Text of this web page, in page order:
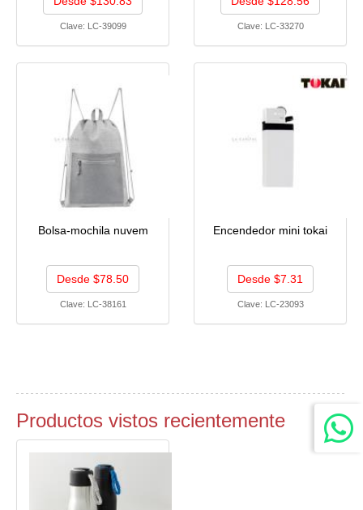
Clave: LC-39099 Clave: LC-33270
Bolsa-mochila nuvem
Desde $78.50
Clave: LC-38161
Encendedor mini tokai
Desde $7.31
Clave: LC-23093
Productos vistos recientemente